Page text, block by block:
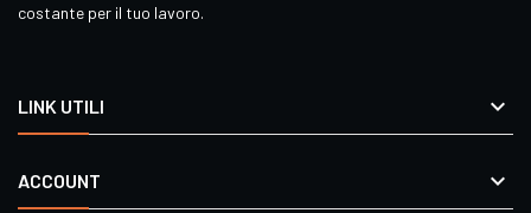
costante per il tuo lavoro.
LINK UTILI 
ACCOUNT 